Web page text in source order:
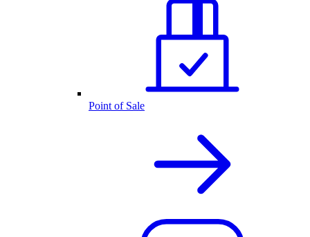
Point of Sale